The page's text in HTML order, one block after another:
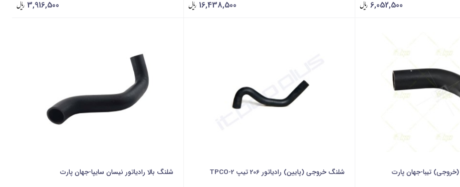
6,052,500
16,438,500
3,916,500
(خروجی) تیبا-جهان پارت شلنگ خروجی (پایین) رادیاتور 206 تیپ 2-TPCO شلنگ بالا رادیاتور نیسان سایپا-جهان پارت